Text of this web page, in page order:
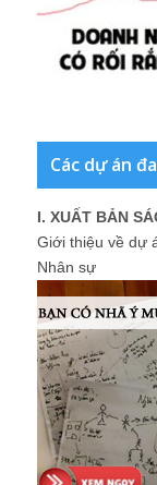
Các dự án
I. XUẤT BẢN
Giới thiệu về dự
Nhân sự